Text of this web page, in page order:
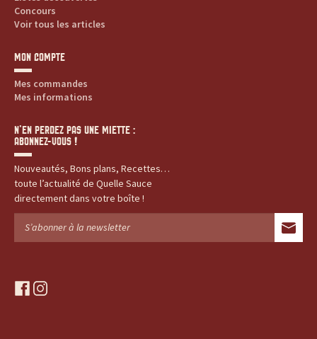
Concours
Voir tous les articles
MON COMPTE
Mes commandes
Mes informations
N’EN PERDEZ PAS UNE MIETTE :
ABONNEZ-VOUS !
Nouveautés, Bons plans, Recettes…
toute l’actualité de Quelle Sauce
directement dans votre boîte !
f